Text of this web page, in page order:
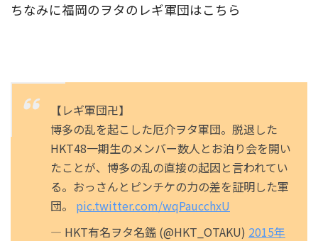
ちなみに福岡のヲタのレギ軍団はこちら
【レギ軍団卍】
博多の乱を起こした厄介ヲタ軍団。脱退した
HKT48一期生のメンバー数人とお泊り会を開い
たことが、博多の乱の直接の起因と言われてい
る。おっさんとピンチケの力の差を証明した軍
団。 pic.twitter.com/wqPaucchxU
— HKT有名ヲタ名鑑 (@HKT_OTAKU) 2015年